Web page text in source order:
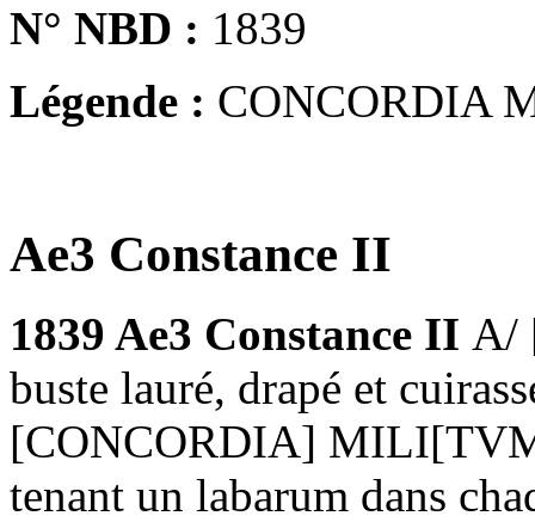
N° NBD : 1839
Légende : CONCORDIA
Ae3 Constance II
1839 Ae3 Constance II A/
buste lauré, drapé et
[CONCORDIA]
tenant un labarum dans